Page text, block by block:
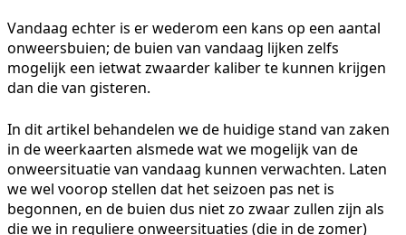
Vandaag echter is er wederom een kans op een aantal
onweersbuien; de buien van vandaag lijken zelfs
mogelijk een ietwat zwaarder kaliber te kunnen krijgen
dan die van gisteren.
In dit artikel behandelen we de huidige stand van zaken
in de weerkaarten alsmede wat we mogelijk van de
onweersituatie van vandaag kunnen verwachten. Laten
we wel voorop stellen dat het seizoen pas net is
begonnen, en de buien dus niet zo zwaar zullen zijn als
die we in reguliere onweersituaties (die in de zomer)